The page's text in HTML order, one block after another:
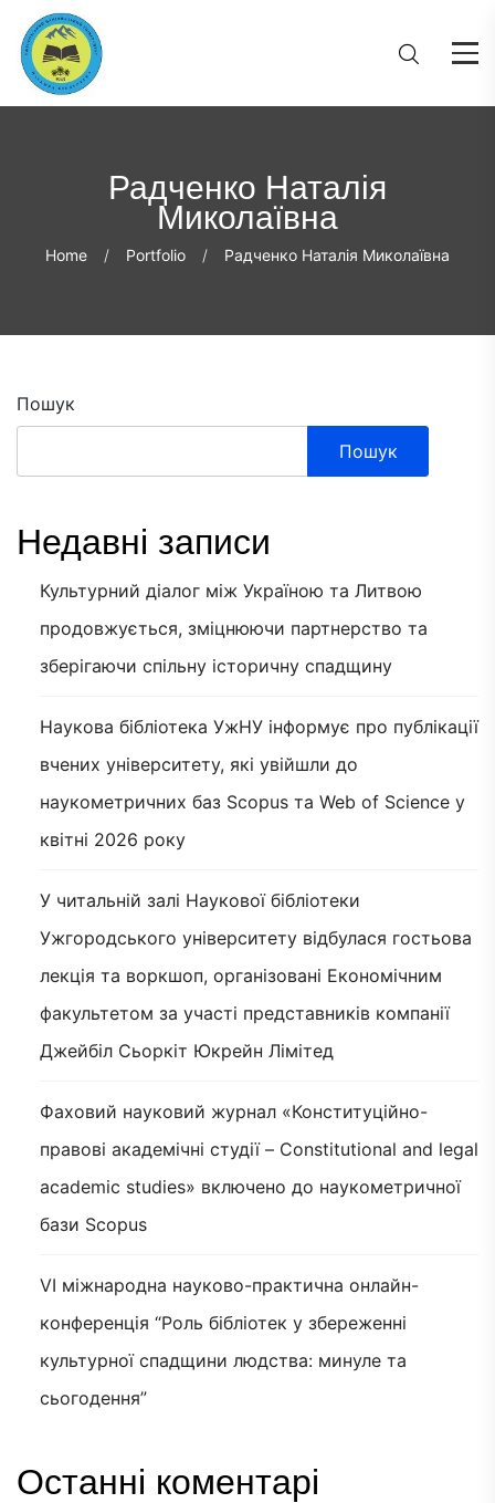
Радченко Наталія
Миколаївна
Home Portfolio Радченко Наталія Миколаївна
Пошук
Пошук
Недавні записи
Культурний діалог між Україною та Литвою
продовжується, зміцнюючи партнерство та
зберігаючи спільну історичну спадщину
Наукова бібліотека УжНУ інформує про публікації
вчених університету, які увійшли до
наукометричних баз Scopus та Web of Science у
квітні 2026 року
У читальній залі Наукової бібліотеки
Ужгородського університету відбулася гостьова
лекція та воркшоп, організовані Економічним
факультетом за участі представників компанії
Джейбіл Сьоркіт Юкрейн Лімітед
Фаховий науковий журнал «Конституційно-
правові академічні студії – Constitutional and legal
academic studies» включено до наукометричної
бази Scopus
VI міжнародна науково-практична онлайн-
конференція “Роль бібліотек у збереженні
культурної спадщини людства: минуле та
сьогодення”
Останні коментарі